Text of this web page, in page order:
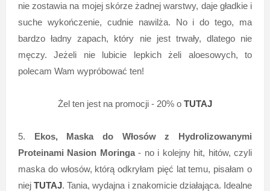
nie zostawia na mojej skórze żadnej warstwy, daje gładkie i
suche wykończenie, cudnie nawilża. No i do tego, ma
bardzo ładny zapach, który nie jest trwały, dlatego nie
męczy. Jeżeli nie lubicie lepkich żeli aloesowych, to
polecam Wam wypróbować ten!
Żel ten jest na promocji - 20% o TUTAJ
5. Ekos, Maska do Włosów z Hydrolizowanymi
Proteinami Nasion Moringa- no i kolejny hit, hitów, czyli
maska do włosów, którą odkryłam pięć lat temu, pisałam o
niejTUTAJ. Tania, wydajna i znakomicie działająca. Idealne